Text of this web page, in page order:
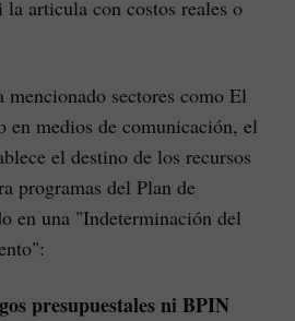
la articula con costos reales o
sectores como El
en medios de comunicación, el
el destino de los recursos
programas del Plan de
en una "Indeterminación del
presupuestales ni BPIN